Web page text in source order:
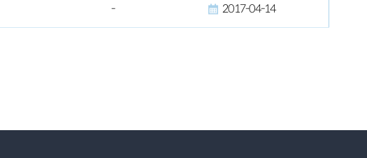
- 2017-04-14